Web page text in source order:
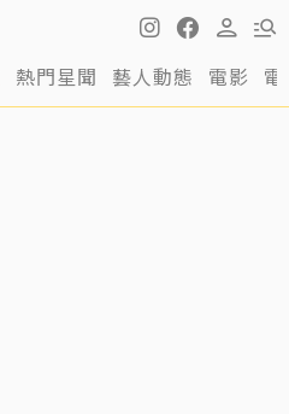
熱門星聞 藝人動態 電影